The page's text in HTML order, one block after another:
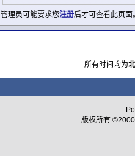
管理员可能要求您注册后才可查看此页面
所有时间均为
版权所有